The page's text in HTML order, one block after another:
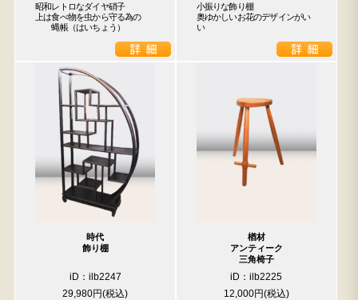
昭和レトロなダイヤ硝子
上は食べ物を虫から守る為の
蝿帳（はいちょう）
小振りな飾り棚
奥ゆかしいお花のデザインがい
い
時代
飾り棚
iD：ilb2247
29,980円
楢材
アンティーク
三角椅子
iD：ilb2225
12,000円